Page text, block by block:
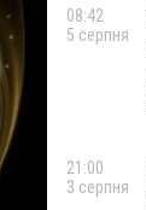
08:42
5 серпня
21:00
3 серпня